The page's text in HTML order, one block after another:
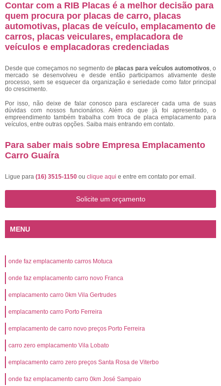
Contar com a RIB Placas é a melhor decisão para
quem procura por placas de carro, placas
automotivas, placas de veículo, emplacamento de
carros, placas veiculares, emplacadora de
veículos e emplacadoras credenciadas
Desde que começamos no segmento de placas para veículos automotivos, o
mercado se desenvolveu e desde então participamos ativamente deste
processo, sem se esquecer da organização e seriedade como fator principal
do crescimento.
Por isso, não deixe de falar conosco para esclarecer cada uma de suas
dúvidas com nossos funcionários. Além do que já foi apresentado, o
empreendimento também trabalha com troca de placa emplacamento para
veículos, entre outras opções. Saiba mais entrando em contato.
Para saber mais sobre Empresa Emplacamento
Carro Guaíra
Ligue para (16) 3515-1150 ou clique aqui e entre em contato por email.
Solicite um orçamento
MENU
onde faz emplacamento carros Motuca
onde faz emplacamento carro novo Franca
emplacamento carro 0km Vila Gertrudes
emplacamento carro Porto Ferreira
emplacamento de carro novo preços Porto Ferreira
carro zero emplacamento Vila Lobato
emplacamento carro zero preços Santa Rosa de Viterbo
onde faz emplacamento carro 0km José Sampaio